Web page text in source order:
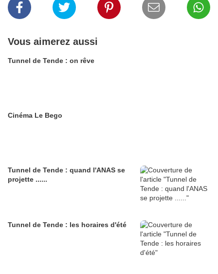
Vous aimerez aussi
Tunnel de Tende : on rêve
Cinéma Le Bego
Tunnel de Tende : quand l'ANAS se
projette ......
Tunnel de Tende : les horaires d'été